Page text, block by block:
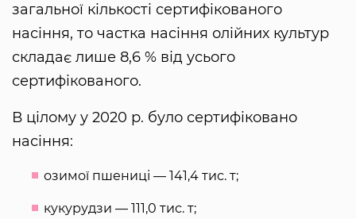
загальної кількості сертифікованого
насіння, то частка насіння олійних культур
складає лише 8,6 % від усього
сертифікованого.
В цілому у 2020 р. було сертифіковано
насіння:
озимої пшениці — 141,4 тис. т;
кукурудзи — 111,0 тис. т;